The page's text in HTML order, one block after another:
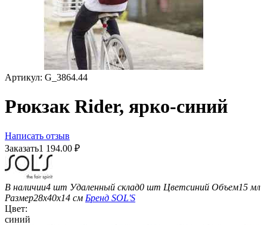
Артикул: G_3864.44
Рюкзак Rider, ярко-синий
Написать отзыв
Заказать1 194.00 ₽
В наличии4 шт Удаленный склад0 шт Цветсиний Объем15 мл
Размер28х40x14 см Бренд SOL'S
Цвет:
синий